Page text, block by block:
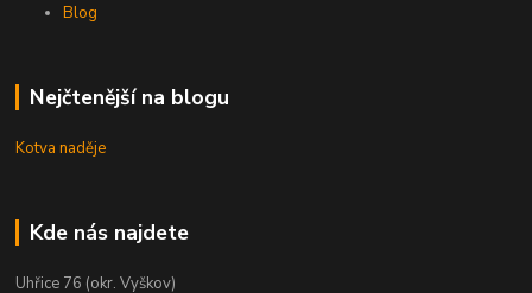
Blog
Nejčtenější na blogu
Kotva naděje
Kde nás najdete
Uhřice 76 (okr. Vyškov)